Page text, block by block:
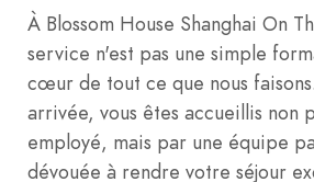
À Blossom House Shanghai On
service n'est pas une simple
cœur de tout ce que nous
arrivée, vous êtes accueillis non
employé, mais par une équipe
dévouée à rendre votre séjour